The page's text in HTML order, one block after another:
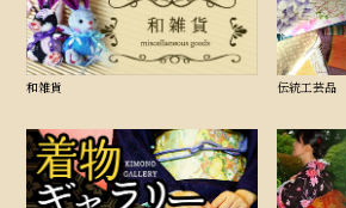
和雑貨 伝統工芸品